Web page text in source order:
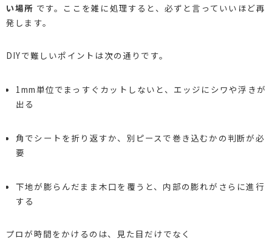
い場所 です。ここを雑に処理すると、必ずと言っていいほど再
発します。
DIYで難しいポイントは次の通りです。
1mm単位でまっすぐカットしないと、エッジにシワや浮きが
出る
角でシートを折り返すか、別ピースで巻き込むかの判断が必
要
下地が膨らんだまま木口を覆うと、内部の膨れがさらに進行
する
プロが時間をかけるのは、見た目だけでなく